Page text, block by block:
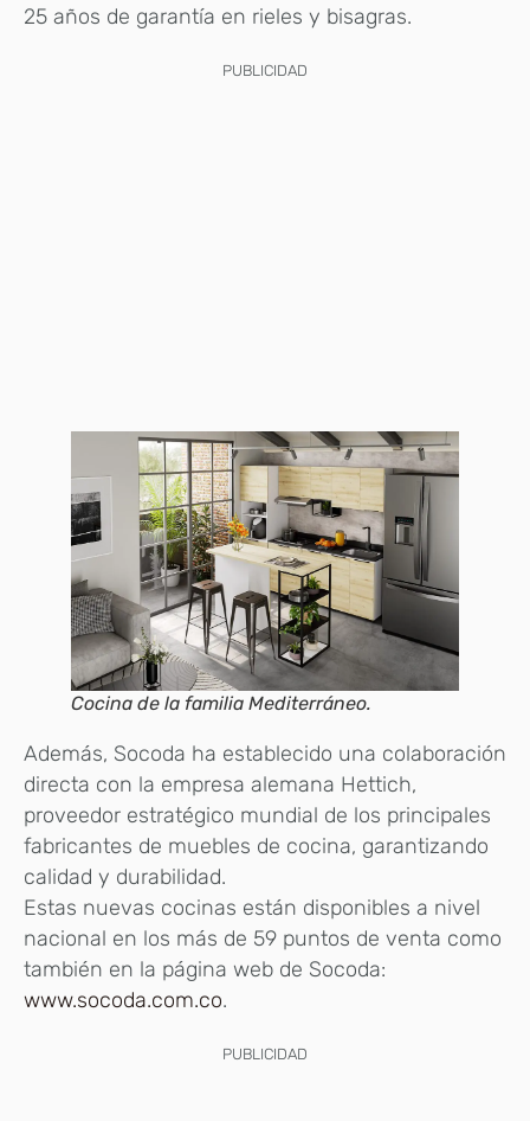
25 años de garantía en rieles y bisagras.
PUBLICIDAD
Cocina de la familia Mediterráneo.
Además, Socoda ha establecido una colaboración
directa con la empresa alemana Hettich,
proveedor estratégico mundial de los principales
fabricantes de muebles de cocina, garantizando
calidad y durabilidad.
Estas nuevas cocinas están disponibles a nivel
nacional en los más de 59 puntos de venta como
también en la página web de Socoda:
www.socoda.com.co.
PUBLICIDAD